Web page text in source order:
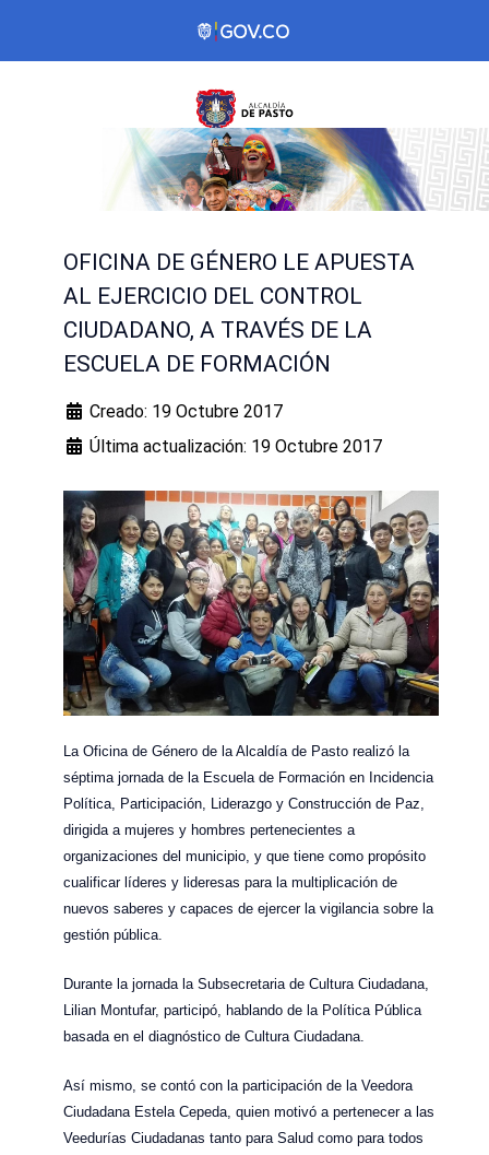
OFICINA DE GÉNERO LE APUESTA
AL EJERCICIO DEL CONTROL
CIUDADANO, A TRAVÉS DE LA
ESCUELA DE FORMACIÓN
Creado: 19 Octubre 2017
Última actualización: 19 Octubre 2017
La Oficina de Género de la Alcaldía de Pasto realizó la
séptima jornada de la Escuela de Formación en Incidencia
Política, Participación, Liderazgo y Construcción de Paz,
dirigida a mujeres y hombres pertenecientes a
organizaciones del municipio, y que tiene como propósito
cualificar líderes y lideresas para la multiplicación de
nuevos saberes y capaces de ejercer la vigilancia sobre la
gestión pública.
Durante la jornada la Subsecretaria de Cultura Ciudadana,
Lilian Montufar, participó, hablando de la Política Pública
basada en el diagnóstico de Cultura Ciudadana.
Así mismo, se contó con la participación de la Veedora
Ciudadana Estela Cepeda, quien motivó a pertenecer a las
Veedurías Ciudadanas tanto para Salud como para todos